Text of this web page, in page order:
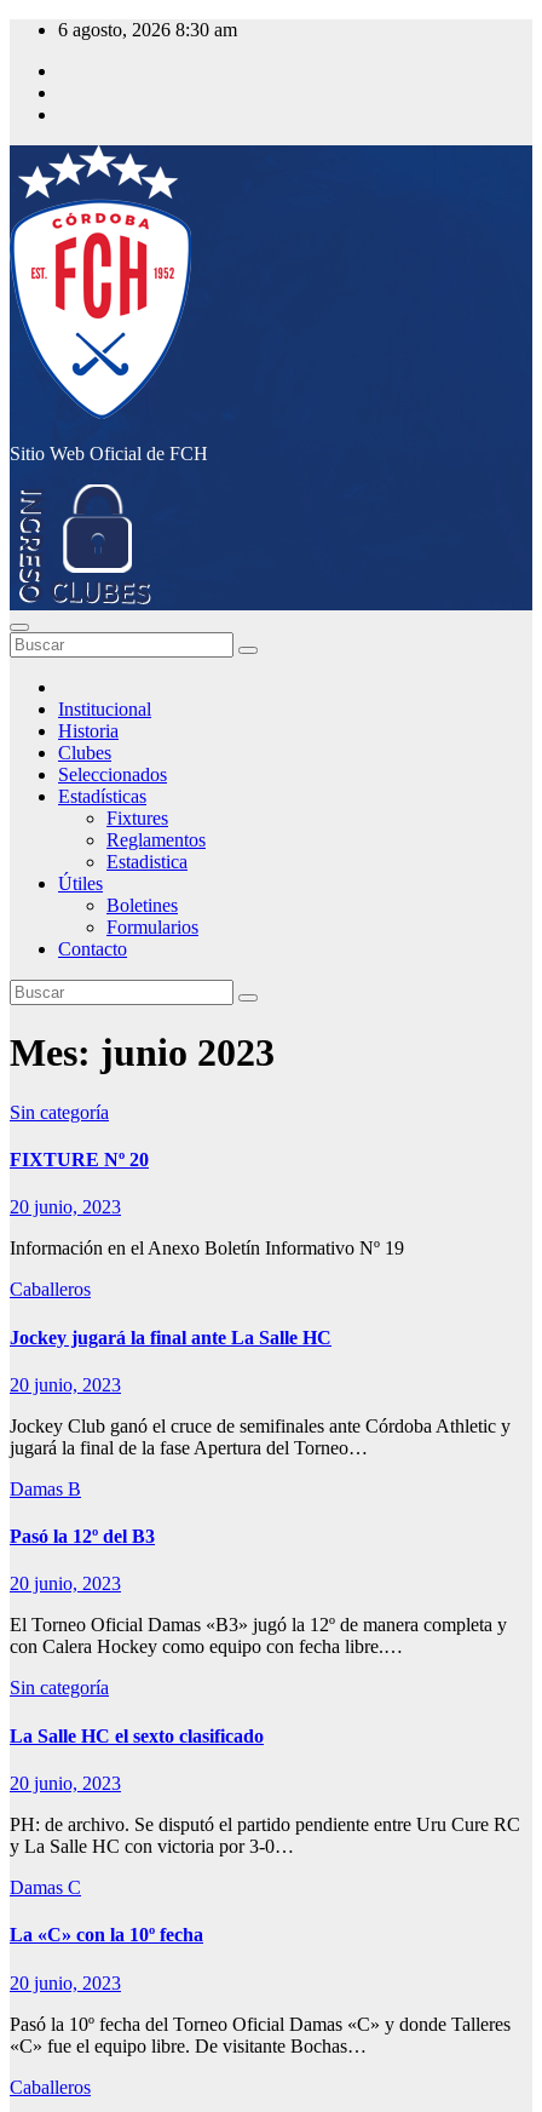
Saltar
contenido
6 agosto, 2026 8:30 am
Sitio Web Oficial de FCH
Institucional
Historia
Clubes
Seleccionados
Estadísticas
Fixtures
Reglamentos
Estadistica
Útiles
Boletines
Formularios
Contacto
Mes: junio 2023
Sin categoría
FIXTURE Nº 20
20 junio, 2023
Información en el Anexo Boletín Informativo Nº 19
Caballeros
Jockey jugará la final ante La Salle HC
20 junio, 2023
Jockey Club ganó el cruce de semifinales ante Córdoba Athletic y
jugará la final de la fase Apertura del Torneo…
Damas B
Pasó la 12º del B3
20 junio, 2023
El Torneo Oficial Damas «B3» jugó la 12º de manera completa y
con Calera Hockey como equipo con fecha libre.…
Sin categoría
La Salle HC el sexto clasificado
20 junio, 2023
PH: de archivo. Se disputó el partido pendiente entre Uru Cure RC
y La Salle HC con victoria por 3-0…
Damas C
La «C» con la 10º fecha
20 junio, 2023
Pasó la 10º fecha del Torneo Oficial Damas «C» y donde Talleres
«C» fue el equipo libre. De visitante Bochas…
Caballeros